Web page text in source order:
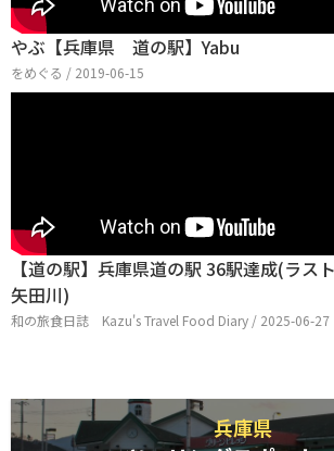
やぶ【兵庫県 道の駅】Yabu
をめぐる / 2019-06-15
【道の駅】兵庫県道の駅 36駅達成(ラス
矢田川)
和の旅食日誌 Kazu's Travel Food Diary / 2025-06-27
兵庫県